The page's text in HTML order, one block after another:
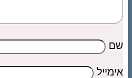
שם
אימייל